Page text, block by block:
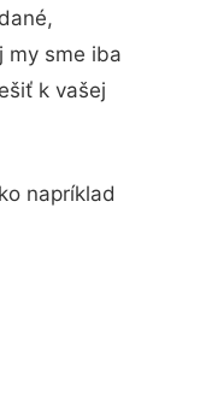
my sme iba
k vašej
napríklad